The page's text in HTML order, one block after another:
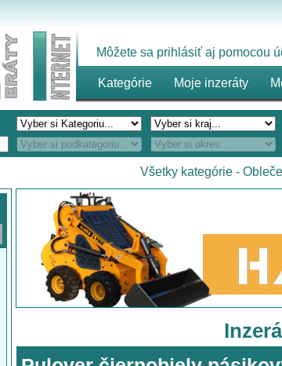
Môžete sa prihlásiť aj pomocou
Kategórie Moje inzeráty
Všetky kategórie -